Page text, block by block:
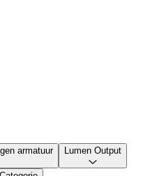
armatuur Lumen Output